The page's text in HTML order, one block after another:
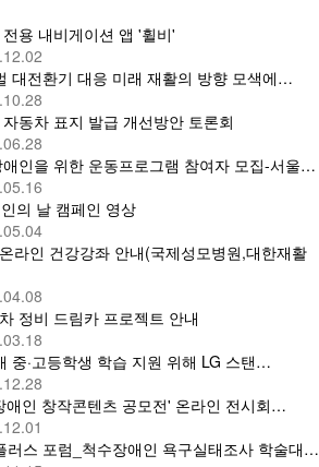
용 내비게이션 앱 '휠비'
대전환기 대응 미래 재활의 방향 모색에…
동차 표지 발급 개선방안 토론회
인을 위한 운동프로그램 참여자 모집-서울…
의 날 캠페인 영상
라인 건강강좌 안내(국제성모병원,대한재활
정비 드림카 프로젝트 안내
중·고등학생 학습 지원 위해 LG 스탠…
애인 창작콘텐츠 공모전' 온라인 전시회…
러스 포럼_척수장애인 욕구실태조사 학술대…